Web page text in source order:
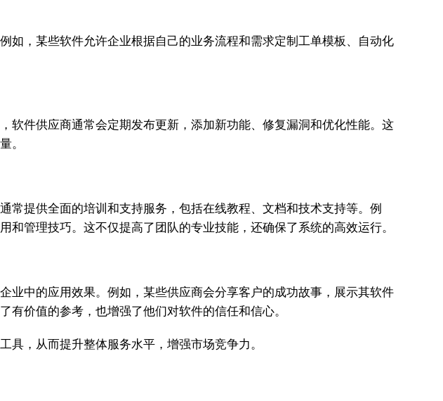
如，某些软件允许企业根据自己的业务流程和需求定制工单模板、自动化
软件供应商通常会定期发布更新，添加新功能、修复漏洞和优化性能。这
。
提供全面的培训和支持服务，包括在线教程、文档和技术支持等。例
管理技巧。这不仅提高了团队的专业技能，还确保了系统的高效运行。
业中的应用效果。例如，某些供应商会分享客户的成功故事，展示其软件
价值的参考，也增强了他们对软件的信任和信心。
，从而提升整体服务水平，增强市场竞争力。